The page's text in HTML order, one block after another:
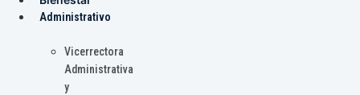
Administrativo
Vicerrectora
Administrativa
y